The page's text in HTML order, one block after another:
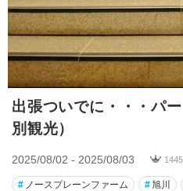
出張ついでに・・・パ
別観光）
2025/08/02 - 2025/08/03
# ノースプレーンファーム #旭川